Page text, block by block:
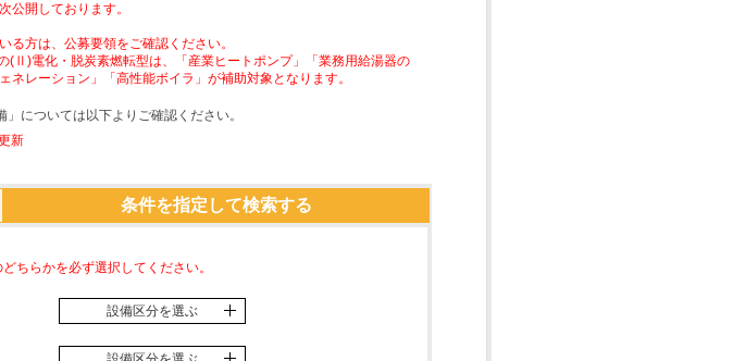
公開しております。
方は、公募要領をご確認ください。
電化・脱炭素燃転型は、「産業ヒートポンプ」「業務用給湯器の
レーション」「高性能ボイラ」が補助対象となります。
については以下よりご確認ください。
新
条件を指定して検索する
ちらかを必ず選択してください。
設備区分を選ぶ